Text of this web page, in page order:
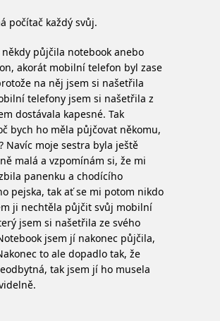
půjčila notebook anebo
akorát mobilní telefon byl zase
na něj jsem si našetřila
telefony jsem si našetřila z
dostávala kapesné. Tak
bych ho měla půjčovat někomu,
Navíc moje sestra byla ještě
malá a vzpomínám si, že mi
panenku a chodícího
pejska, tak ať se mi potom nikdo
ji nechtěla půjčit svůj mobilní
jsem si našetřila ze svého
jsem jí nakonec půjčila,
to ale dopadlo tak, že
tak jsem jí ho musela